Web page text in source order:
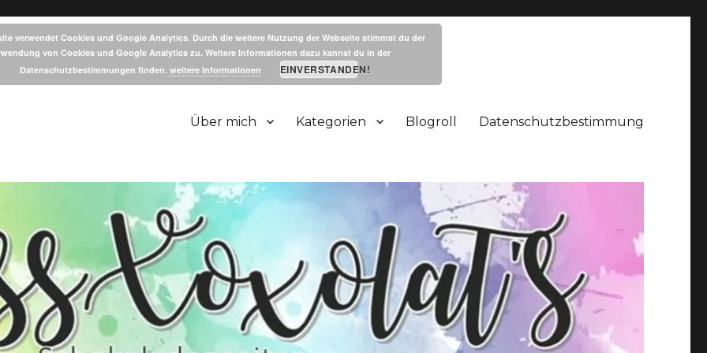
Über mich Kategorien Blogroll Datenschutzbestimmung
verwendet Cookies und Google Analytics. Durch die weitere Nutzung der Webseite stimmst du der
von Cookies und Google Analytics zu. Weitere Informationen dazu kannst du in der
Datenschutzbestimmungen finden. weitere Informationen EINVERSTANDEN!